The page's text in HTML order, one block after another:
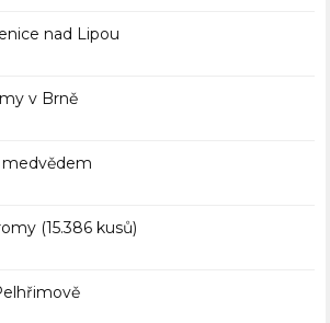
nad Lipou
v Brně
medvědem
(15.386 kusů)